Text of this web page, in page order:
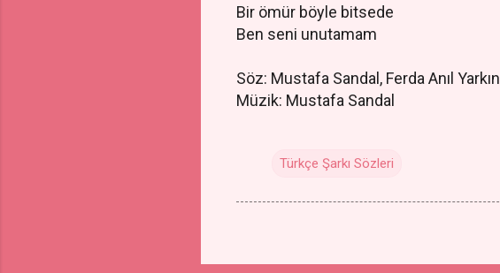
Bir ömür böyle bitsede
Ben seni unutamam
Söz: Mustafa Sandal, Ferda Anıl Yarkın
Müzik: Mustafa Sandal
Türkçe Şarkı Sözleri